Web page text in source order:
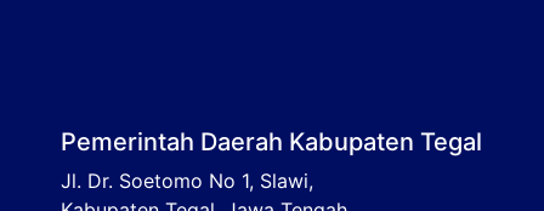
Pemerintah Daerah Kabupaten Tegal
Jl. Dr. Soetomo No 1, Slawi,